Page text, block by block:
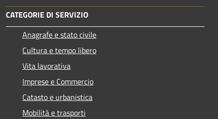
CATEGORIE DI SERVIZIO
Anagrafe e stato civile
Cultura e tempo libero
Vita lavorativa
Imprese e Commercio
Catasto e urbanistica
Mobilità e trasporti